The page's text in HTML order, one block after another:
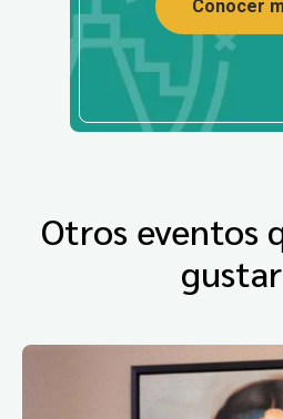
Conocer
Otros eventos